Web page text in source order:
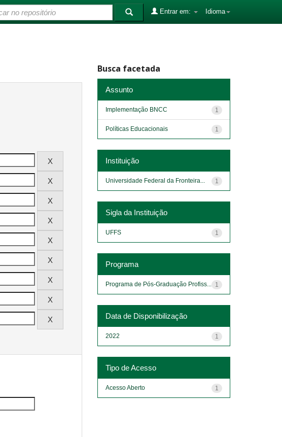
Idioma
Entrar em:
Busca facetada
Assunto
1
Implementação BNCC
1
Políticas Educacionais
Instituição
1
Universidade Federal da Fronteira...
Sigla da Instituição
1
UFFS
Programa
1
Programa de Pós-Graduação Profiss...
Data de Disponibilização
1
2022
Tipo de Acesso
1
Acesso Aberto